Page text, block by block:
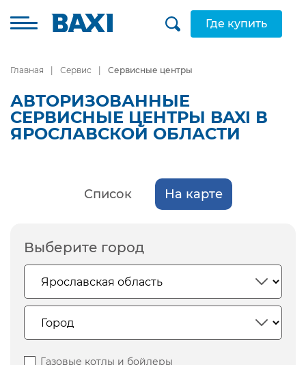
Где купить
Главная Сервис Сервисные центры
АВТОРИЗОВАННЫЕ
СЕРВИСНЫЕ ЦЕНТРЫ BAXI В
ЯРОСЛАВСКОЙ ОБЛАСТИ
Список На карте
Выберите город
Газовые котлы и бойлеры